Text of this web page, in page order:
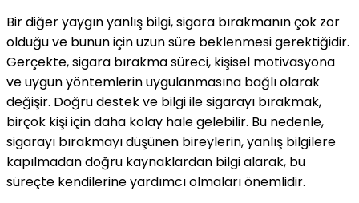
Bir diğer yaygın yanlış bilgi, sigara bırakmanın çok zor
olduğu ve bunun için uzun süre beklenmesi gerektiğidir.
Gerçekte, sigara bırakma süreci, kişisel motivasyona
ve uygun yöntemlerin uygulanmasına bağlı olarak
değişir. Doğru destek ve bilgi ile sigarayı bırakmak,
birçok kişi için daha kolay hale gelebilir. Bu nedenle,
sigarayı bırakmayı düşünen bireylerin, yanlış bilgilere
kapılmadan doğru kaynaklardan bilgi alarak, bu
süreçte kendilerine yardımcı olmaları önemlidir.